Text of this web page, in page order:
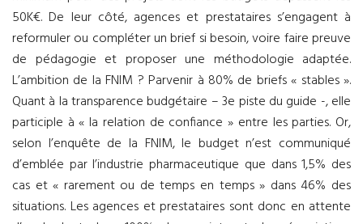
50K€. De leur côté, agences et prestataires s’engagent à
reformuler ou compléter un brief si besoin, voire faire preuve
de pédagogie et proposer une méthodologie adaptée.
L’ambition de la FNIM ? Parvenir à 80% de briefs « stables ».
Quant à la transparence budgétaire – 3e piste du guide -, elle
participle à « la relation de confiance » entre les parties. Or,
selon l’enquête de la FNIM, le budget n’est communiqué
d’emblée par l’industrie pharmaceutique que dans 1,5% des
cas et « rarement ou de temps en temps » dans 46% des
situations. Les agences et prestataires sont donc en attente